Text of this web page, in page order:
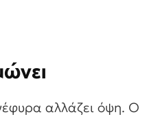
αλλάζει όψη. Ο